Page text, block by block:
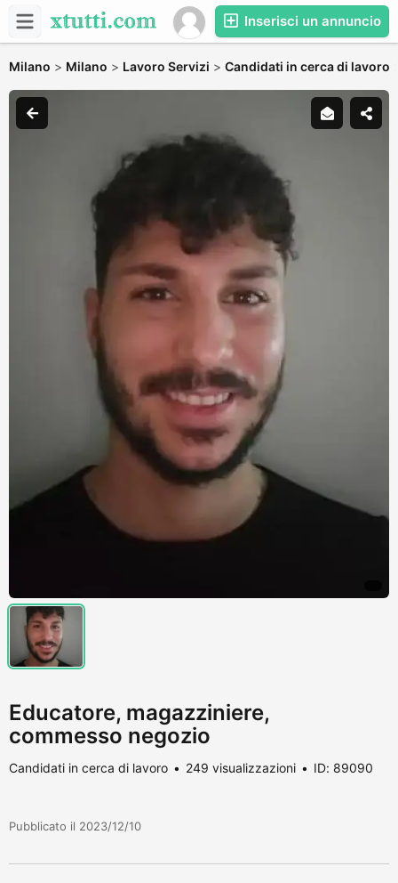
Inserisci un annuncio
Milano > Milano > Lavoro Servizi > Candidati in cerca di lavoro
Educatore, magazziniere,
commesso negozio
Candidati in cerca di lavoro 249 visualizzazioni ID: 89090
Pubblicato il 2023/12/10